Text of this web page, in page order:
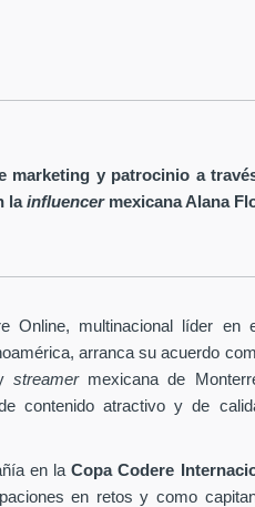
marketing y patrocinio a
lainfluencermexicana Alana
Online, multinacional líder en
arranca su acuerdo
streamer mexicana de
contenido atractivo y de
en laCopa Codere
en retos y como